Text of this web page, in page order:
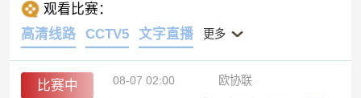
观看比赛：
高清线路
CCTV5 文字直播 更多
比赛中 08-07 02:00
欧协联